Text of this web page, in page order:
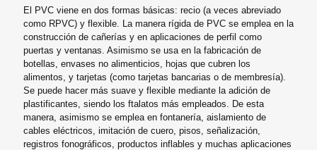
El PVC viene en dos formas básicas: recio (a veces abreviado
como RPVC) y flexible. La manera rígida de PVC se emplea en la
construcción de cañerías y en aplicaciones de perfil como
puertas y ventanas. Asimismo se usa en la fabricación de
botellas, envases no alimenticios, hojas que cubren los
alimentos, y tarjetas (como tarjetas bancarias o de membresía).
Se puede hacer más suave y flexible mediante la adición de
plastificantes, siendo los ftalatos más empleados. De esta
manera, asimismo se emplea en fontanería, aislamiento de
cables eléctricos, imitación de cuero, pisos, señalización,
registros fonográficos, productos inflables y muchas aplicaciones